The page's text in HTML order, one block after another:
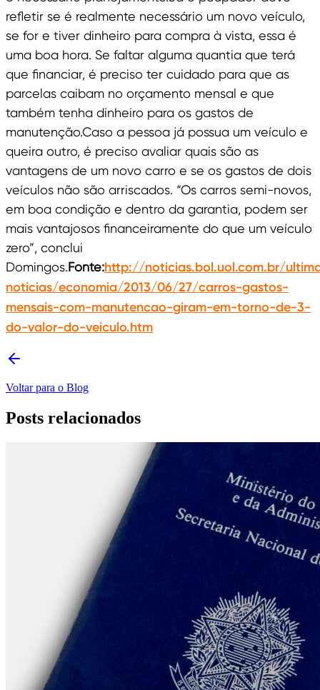
refletir se é realmente necessário um novo veículo,
se for e tiver dinheiro para compra à vista, essa é
uma boa hora. Se faltar alguma quantia que terá
que financiar, é preciso ter cuidado para que as
parcelas caibam no orçamento mensal e que
também tenha dinheiro para os gastos de
manutenção.Caso a pessoa já possua um veículo e
queira outro, é preciso avaliar quais são as
vantagens de um novo carro e se os gastos de dois
veículos não são arriscados. “Os carros semi-novos,
em boa condição e dentro da garantia, podem ser
mais vantajosos financeiramente do que um veículo
zero”, conclui
Domingos.Fonte:http://noticias.bol.uol.com.br/
noticias/economia/2013/06/27/carros-gastos-
mensais-com-manutencao-giram-em-torno-de-3-
do-valor-do-veiculo.htm
Voltar para o Blog
Posts relacionados